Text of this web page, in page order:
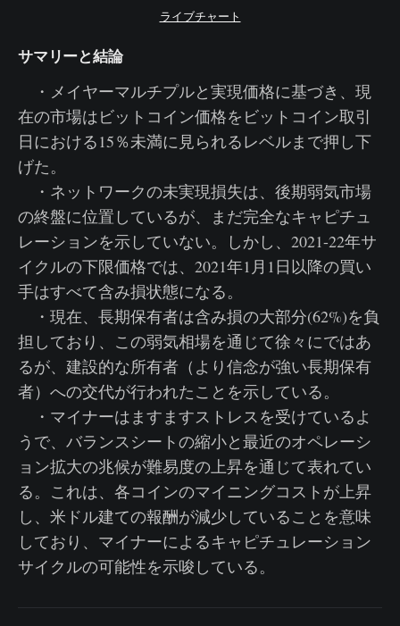
ライブチャート
サマリーと結論
・メイヤーマルチプルと実現価格に基づき、現
在の市場はビットコイン価格をビットコイン取引
日における15％未満に見られるレベルまで押し下
げた。
・ネットワークの未実現損失は、後期弱気市場
の終盤に位置しているが、まだ完全なキャピチュ
レーションを示していない。しかし、2021-22年サ
イクルの下限価格では、2021年1月1日以降の買い
手はすべて含み損状態になる。
・現在、長期保有者は含み損の大部分(62%)を負
担しており、この弱気相場を通じて徐々にではあ
るが、建設的な所有者（より信念が強い長期保有
者）への交代が行われたことを示している。
・マイナーはますますストレスを受けているよ
うで、バランスシートの縮小と最近のオペレーシ
ョン拡大の兆候が難易度の上昇を通じて表れてい
る。これは、各コインのマイニングコストが上昇
し、米ドル建ての報酬が減少していることを意味
しており、マイナーによるキャピチュレーション
サイクルの可能性を示唆している。